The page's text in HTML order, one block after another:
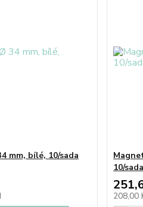
mm, bílé, 10/sada
10/sada
208,00